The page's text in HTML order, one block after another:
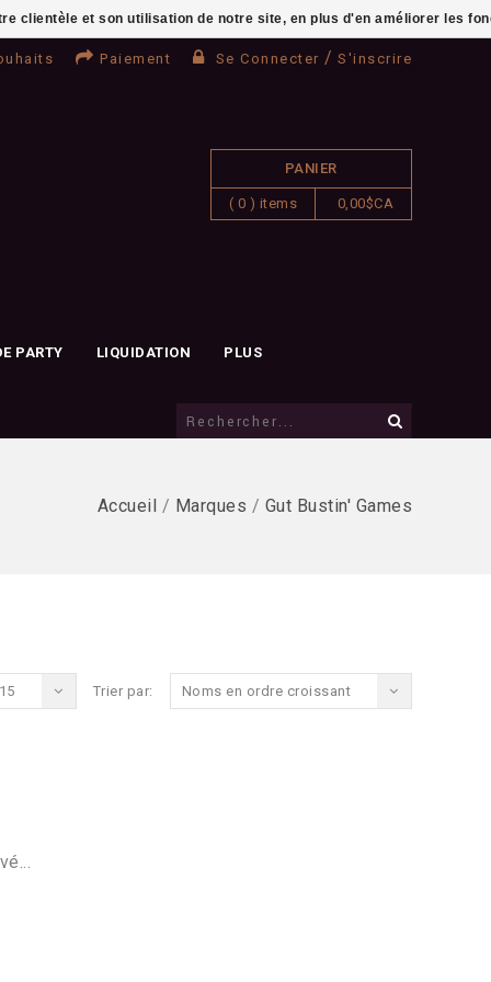
Paiement Se Connecter / S'inscrire
PANIER
( 0 ) items 0,00$CA
PARTY LIQUIDATION PLUS
Accueil / Marques / Gut Bustin' Games
Trier par: Noms en ordre croissant
clientèle et son utilisation de notre site, en plus d'en améliorer les